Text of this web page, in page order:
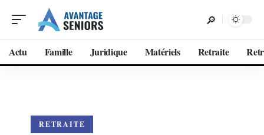
Actu Famille Juridique Matériels Retraite
RETRAITE